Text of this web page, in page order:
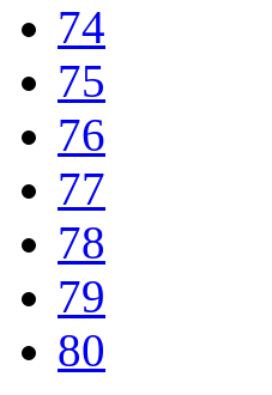
74
75
76
77
78
79
80